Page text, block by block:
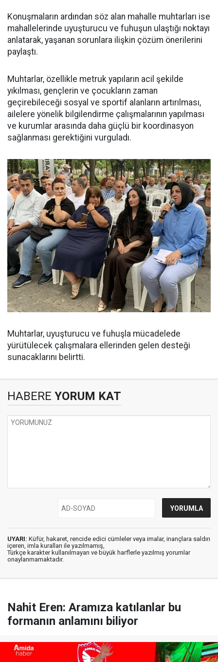
Konuşmaların ardından söz alan mahalle muhtarları ise
mahallelerinde uyuşturucu ve fuhuşun ulaştığı noktayı
anlatarak, yaşanan sorunlara ilişkin çözüm önerilerini
paylaştı.
Muhtarlar, özellikle metruk yapıların acil şekilde
yıkılması, gençlerin ve çocukların zaman
geçirebileceği sosyal ve sportif alanların artırılması,
ailelere yönelik bilgilendirme çalışmalarının yapılması
ve kurumlar arasında daha güçlü bir koordinasyon
sağlanması gerektiğini vurguladı.
Muhtarlar, uyuşturucu ve fuhuşla mücadelede
yürütülecek çalışmalara ellerinden gelen desteği
sunacaklarını belirtti.
HABERE YORUM KAT
UYARI: Küfür, hakaret, rencide edici cümleler veya imalar, inançlara saldırı
içeren, imla kuralları ile yazılmamış,
Türkçe karakter kullanılmayan ve büyük harflerle yazılmış yorumlar
onaylanmamaktadır.
Nahit Eren: Aramıza katılanlar bu
formanın anlamını biliyor